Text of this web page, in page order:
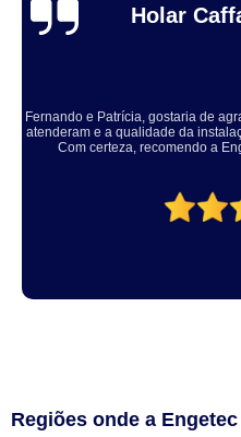
Thuane
Solucionaram o problema muito
a pena, meu
Regiões onde a